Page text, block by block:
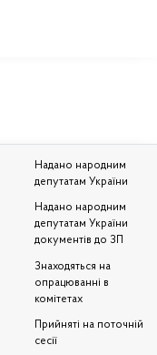
Надано народним
депутатам України
Надано народним
депутатам України
документів до ЗП
Знаходяться на
опрацюванні в
комітетах
Прийняті на поточній
сесії